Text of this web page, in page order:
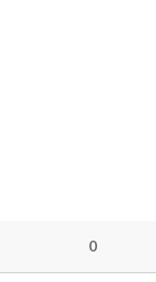
0